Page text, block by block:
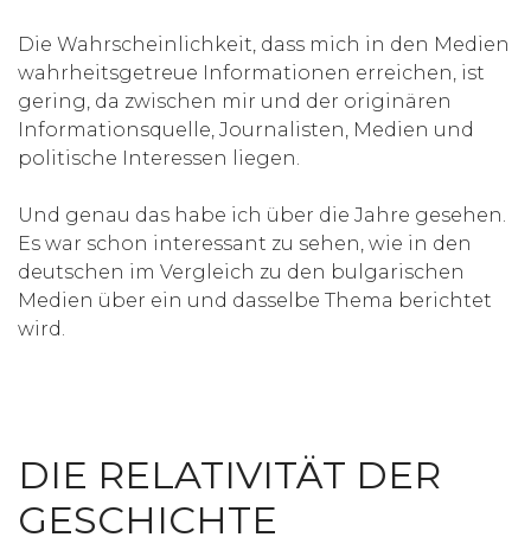
Die Wahrscheinlichkeit, dass mich in den Medien
wahrheitsgetreue Informationen erreichen, ist
gering, da zwischen mir und der originären
Informationsquelle, Journalisten, Medien und
politische Interessen liegen.
Und genau das habe ich über die Jahre gesehen.
Es war schon interessant zu sehen, wie in den
deutschen im Vergleich zu den bulgarischen
Medien über ein und dasselbe Thema berichtet
wird.
DIE RELATIVITÄT DER
GESCHICHTE